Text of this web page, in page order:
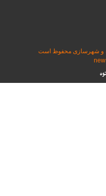
و شهرسازی محفوظ است